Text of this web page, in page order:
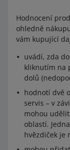
Hodnocení
ohledně
vám kupující
uvádí, zda
kliknutím na
dolů
hodnotí dvě
servis – v
mohou
oblastí.
hvězdiček je